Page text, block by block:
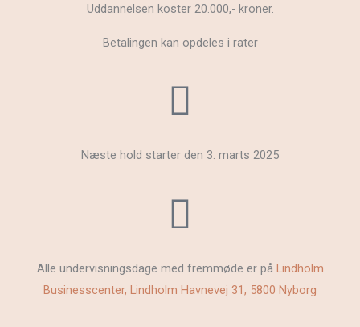
Uddannelsen koster 20.000,- kroner.
Betalingen kan opdeles i rater
Næste hold starter den 3. marts 2025
Alle undervisningsdage med fremmøde er på Lindholm
Businesscenter, Lindholm Havnevej 31, 5800 Nyborg